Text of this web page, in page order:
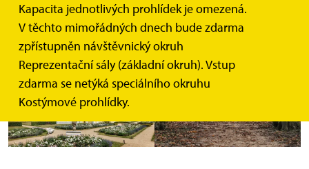
Kapacita jednotlivých prohlídek je omezená.
V těchto mimořádných dnech bude zdarma
zpřístupněn návštěvnický okruh
Reprezentační sály (základní okruh). Vstup
zdarma se netýká speciálního okruhu
Kostýmové prohlídky.
Stručná historie zámeckých zahrad